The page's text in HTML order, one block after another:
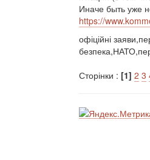
Иначе быть уже
https://
офіційні
Сторінки : [1] 2 3